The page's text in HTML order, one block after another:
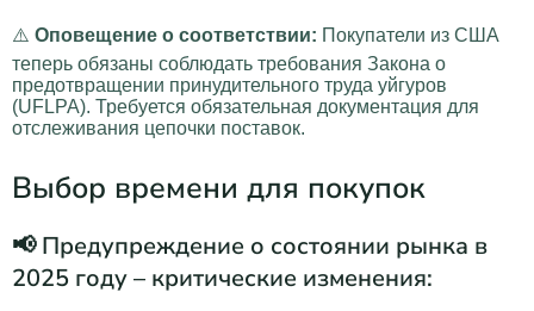
⚠️ Оповещение о соответствии: Покупатели из США
теперь обязаны соблюдать требования Закона о
предотвращении принудительного труда уйгуров
(UFLPA). Требуется обязательная документация для
отслеживания цепочки поставок.
Выбор времени для покупок
📢 Предупреждение о состоянии рынка в
2025 году – критические изменения: